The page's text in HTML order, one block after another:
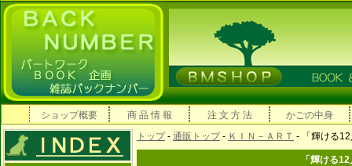
ショップ概要 商 品 情 報 注 文 方 法 かごの中身
トップ- 通販トップ- ＫＩＮ－ＡＲＴ - 「輝ける
「輝ける